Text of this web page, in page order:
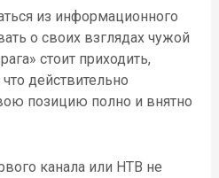
из информационного
о своих взглядах чужой
стоит приходить,
действительно
позицию полно и внятно
канала или НТВ не